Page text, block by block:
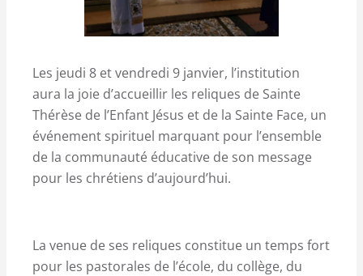
Les jeudi 8 et vendredi 9 janvier, l’institution
aura la joie d’accueillir les reliques de Sainte
Thérèse de l’Enfant Jésus et de la Sainte Face, un
événement spirituel marquant pour l’ensemble
de la communauté éducative de son message
pour les chrétiens d’aujourd’hui.
La venue de ses reliques constitue un temps fort
pour les pastorales de l’école, du collège, du